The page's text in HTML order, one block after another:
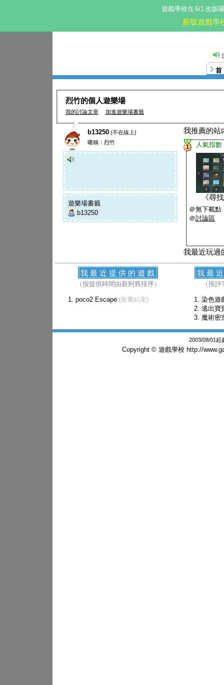
遊戲學校在 6/1改版
新版遊戲學
烈竹的個人遊樂場
我的討論文章 加進遊樂場書籤
b13250 (不在線上)
暱稱：烈竹
遊樂場書籤
b13250
我推薦的站
1 人氣指數
《尋
＠無下載
＠討論區
我最近玩過
我最近提供的遊戲
（按提供時間由新到舊排序）
poco2 Escape (複審結束)
我最
（按
染色遊
逃出寶
魔術密
2003/08/01起
Copyright © 遊戲學校 http://